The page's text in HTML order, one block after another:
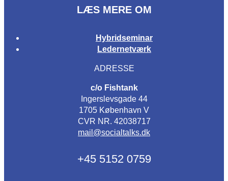
LÆS MERE OM
Hybridseminar
Ledernetværk
ADRESSE
c/o Fishtank
Ingerslevsgade 44
1705 København V
CVR NR. 42038717
mail@socialtalks.dk
+45 5152 0759